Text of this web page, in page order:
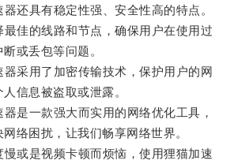
具有稳定性强、安全性高的特点。
的线路和节点，确保用户在使用过
或丢包等问题。
用了加密传输技术，保护用户的网
信息被盗取或泄露。
一款强大而实用的网络优化工具，
络困扰，让我们畅享网络世界。
是视频卡顿而烦恼，使用狸猫加速